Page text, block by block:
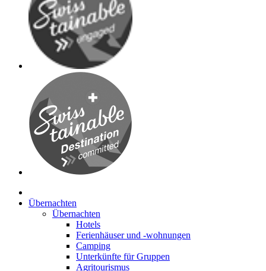
Übernachten
Übernachten
Hotels
Ferienhäuser und -wohnungen
Camping
Unterkünfte für Gruppen
Agritourismus